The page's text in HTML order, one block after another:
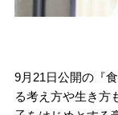
9月21日公開の『
る考え方や生き方